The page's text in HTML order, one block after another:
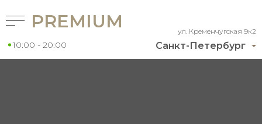
Санкт-Петербург
ул. Кременчугская 9к2
PREMIUM
10:00 - 20:00